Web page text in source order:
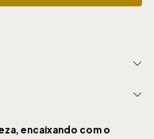
encaixando com o